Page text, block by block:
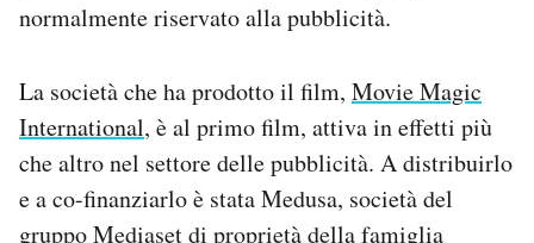
normalmente riservato alla pubblicità.
La società che ha prodotto il film, Movie Magic
International, è al primo film, attiva in effetti più
che altro nel settore delle pubblicità. A distribuirlo
e a co-finanziarlo è stata Medusa, società del
gruppo Mediaset di proprietà della famiglia